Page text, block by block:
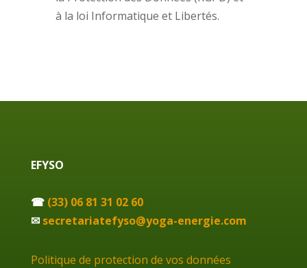
à la loi Informatique et Libertés.
EFYSO
☎ (33) 06 81 31 02 60
✉ secretariatefyso@yoga-energie.com
Politique de protection de vos données